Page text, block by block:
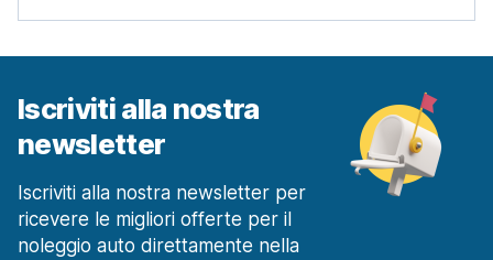
Iscriviti alla nostra
newsletter
Iscriviti alla nostra newsletter per
ricevere le migliori offerte per il
noleggio auto direttamente nella